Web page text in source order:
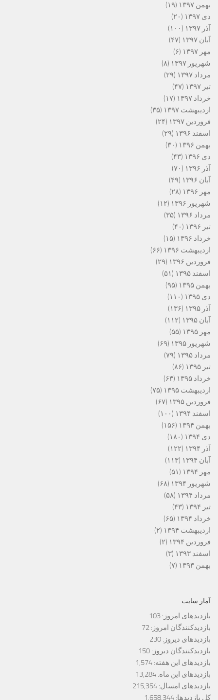
بهمن ۱۳۹۷
(۱۹)
دی ۱۳۹۷
(۲۰)
آذر ۱۳۹۷
(۱۰۰)
آبان ۱۳۹۷
(۴۷)
مهر ۱۳۹۷
(۶)
شهریور ۱۳۹۷
(۸)
مرداد ۱۳۹۷
(۲۹)
تیر ۱۳۹۷
(۴۷)
خرداد ۱۳۹۷
(۱۷)
اردیبهشت ۱۳۹۷
(۳۵)
فروردین ۱۳۹۷
(۲۴)
اسفند ۱۳۹۶
(۲۹)
بهمن ۱۳۹۶
(۳۰)
دی ۱۳۹۶
(۴۳)
آذر ۱۳۹۶
(۷۰)
آبان ۱۳۹۶
(۴۹)
مهر ۱۳۹۶
(۲۸)
شهریور ۱۳۹۶
(۱۲)
مرداد ۱۳۹۶
(۳۵)
تیر ۱۳۹۶
(۴۰)
خرداد ۱۳۹۶
(۱۵)
اردیبهشت ۱۳۹۶
(۶۶)
فروردین ۱۳۹۶
(۲۹)
اسفند ۱۳۹۵
(۵۱)
بهمن ۱۳۹۵
(۹۵)
دی ۱۳۹۵
(۱۱۰)
آذر ۱۳۹۵
(۱۳۶)
آبان ۱۳۹۵
(۱۱۲)
مهر ۱۳۹۵
(۵۵)
شهریور ۱۳۹۵
(۶۹)
مرداد ۱۳۹۵
(۷۹)
تیر ۱۳۹۵
(۸۶)
خرداد ۱۳۹۵
(۶۳)
اردیبهشت ۱۳۹۵
(۷۵)
فروردین ۱۳۹۵
(۶۷)
اسفند ۱۳۹۴
(۱۰۰)
بهمن ۱۳۹۴
(۱۵۶)
دی ۱۳۹۴
(۱۸۰)
آذر ۱۳۹۴
(۱۲۲)
آبان ۱۳۹۴
(۱۱۳)
مهر ۱۳۹۴
(۵۱)
شهریور ۱۳۹۴
(۶۸)
مرداد ۱۳۹۴
(۵۸)
تیر ۱۳۹۴
(۴۳)
خرداد ۱۳۹۴
(۶۵)
اردیبهشت ۱۳۹۴
(۲)
فروردین ۱۳۹۴
(۲)
اسفند ۱۳۹۳
(۳)
بهمن ۱۳۹۳
(۷)
آمار سایت
بازدیدهای امروز: 103
بازدیدکنندگان امروز: 72
بازدیدهای دیروز: 230
بازدیدکنندگان دیروز: 150
بازدیدهای این هفته: 1,574
بازدیدهای این ماه: 13,284
بازدیدهای امسال: 215,354
کل بازدیدها: 1,658,344